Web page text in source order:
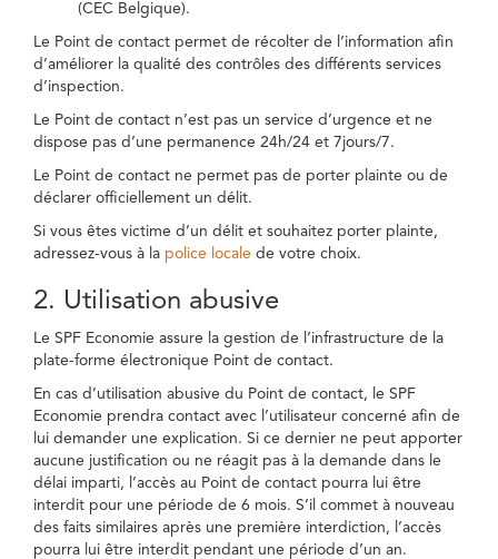
(CEC Belgique).
Le Point de contact permet de récolter de l’information afin
d’améliorer la qualité des contrôles des différents services
d’inspection.
Le Point de contact n’est pas un service d’urgence et ne
dispose pas d’une permanence 24h/24 et 7jours/7.
Le Point de contact ne permet pas de porter plainte ou de
déclarer officiellement un délit.
Si vous êtes victime d’un délit et souhaitez porter plainte,
adressez-vous à la police locale de votre choix.
2. Utilisation abusive
Le SPF Economie assure la gestion de l’infrastructure de la
plate-forme électronique Point de contact.
En cas d’utilisation abusive du Point de contact, le SPF
Economie prendra contact avec l’utilisateur concerné afin de
lui demander une explication. Si ce dernier ne peut apporter
aucune justification ou ne réagit pas à la demande dans le
délai imparti, l’accès au Point de contact pourra lui être
interdit pour une période de 6 mois. S’il commet à nouveau
des faits similaires après une première interdiction, l’accès
pourra lui être interdit pendant une période d’un an.